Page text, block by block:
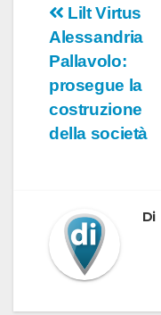
articoli
Lilt Virtus
Alessandria
Pallavolo:
prosegue la
costruzione
della società
Di